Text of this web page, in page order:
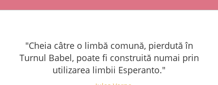
"Cheia câtre o limbă comună, pierdută în
Turnul Babel, poate fi construită numai prin
utilizarea limbii Esperanto."